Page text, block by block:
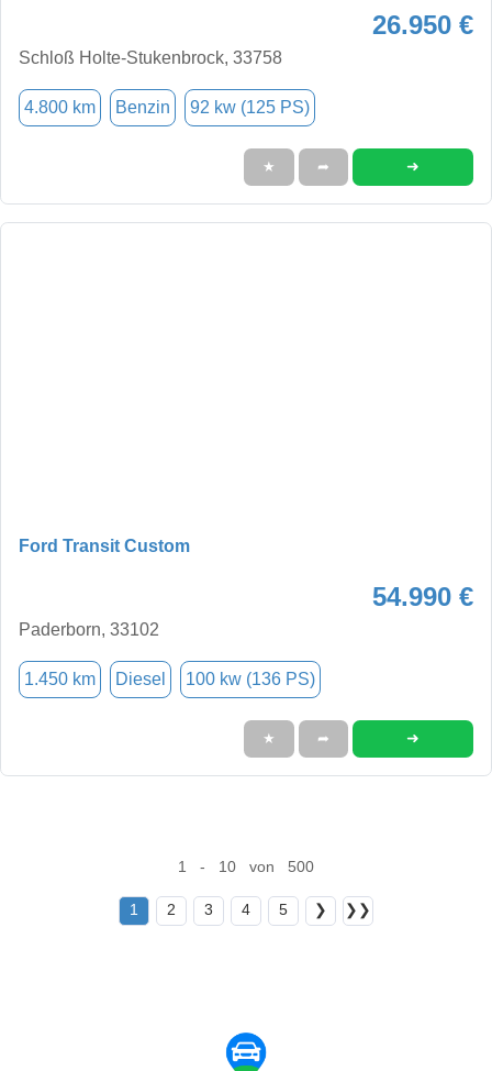
26.950 €
Schloß Holte-Stukenbrock, 33758
4.800 km Benzin 92 kw (125 PS)
★ ➦ ➜
Ford Transit Custom
54.990 €
Paderborn, 33102
1.450 km Diesel 100 kw (136 PS)
★ ➦ ➜
1 - 10 von 500
1 2 3 4 5 ❯ ❯❯